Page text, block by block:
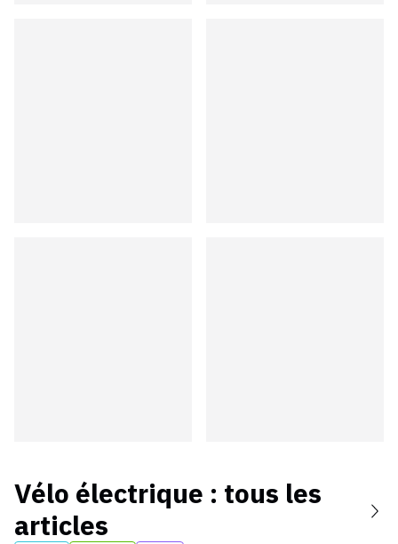
Vélo électrique : tous les
articles